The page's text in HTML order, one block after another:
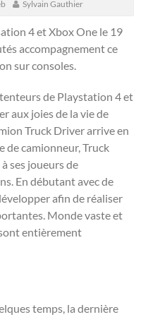
Sylvain Gauthier
4 et Xbox One le 19
accompagnement ce
sur consoles.
de Playstation 4 et
aux joies de la vie de
Truck Driver arrive en
de camionneur, Truck
ses joueurs de
En débutant avec de
afin de réaliser
Monde vaste et
entièrement
temps, la dernière